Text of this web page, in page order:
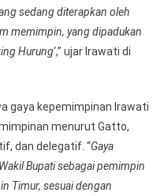
sedang diterapkan oleh
memimpin, yang dipadukan
Hurung‘,” ujar Irawati di
gaya kepemimpinan Irawati
menurut Gatto,
dan delegatif. “Gaya
Bupati sebagai pemimpin
Timur, sesuai dengan